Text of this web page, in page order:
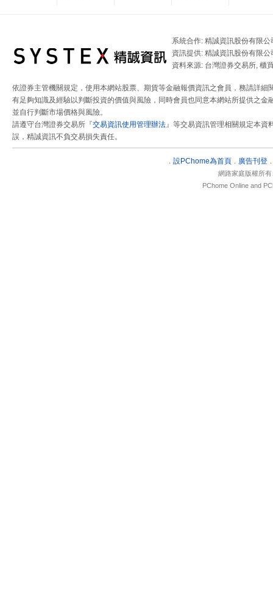
系統合作: 精誠資訊股份有限公
資訊提供: 精誠資訊股份有限公
資料來源: 台灣證券交易所, 櫃
依證券主管機關規定，使用本網站股票、期貨等金融報價資訊之會員，務請詳細
有足夠知識及經驗以判斷投資的價值與風險，同時會員也同意本網站所提供之
並自行判斷市場價格與風險。
請遵守台灣證券交易所『交易資訊使用管理辦法』等交易資訊管理相關規定本資
誤，精誠資訊不負交易損失責任。
．設PChome為首頁 ． 廣告刊登
網路家庭版權所
PChome Online and